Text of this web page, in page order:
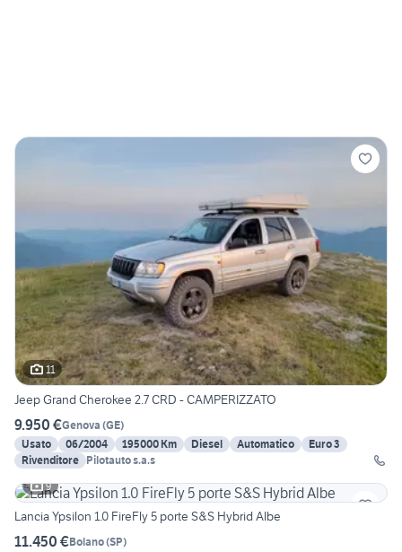
11
Jeep Grand Cherokee 2.7 CRD - CAMPERIZZATO
9.950 €Genova (GE)
Usato
06/2004 195000 Km Diesel Automatico
Euro 3
Rivenditore Pilotauto s.a.s
9
Lancia Ypsilon 1.0 FireFly 5 porte S&S Hybrid Albe
11.450 €Bolano(SP)